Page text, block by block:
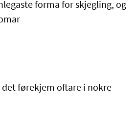
forma for skjegling, og
det førekjem oftare i nokre